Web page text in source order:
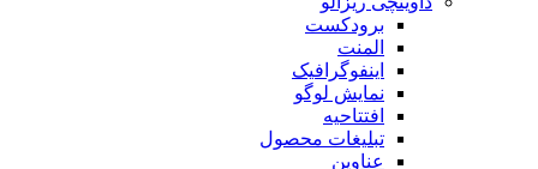
برودکست
المنت
اینفوگرافیک
نمایش لوگو
افتتاحیه
تبلیغات محصول
عناوین